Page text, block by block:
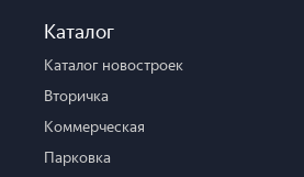
Каталог
Каталог новостроек
Вторичка
Коммерческая
Парковка